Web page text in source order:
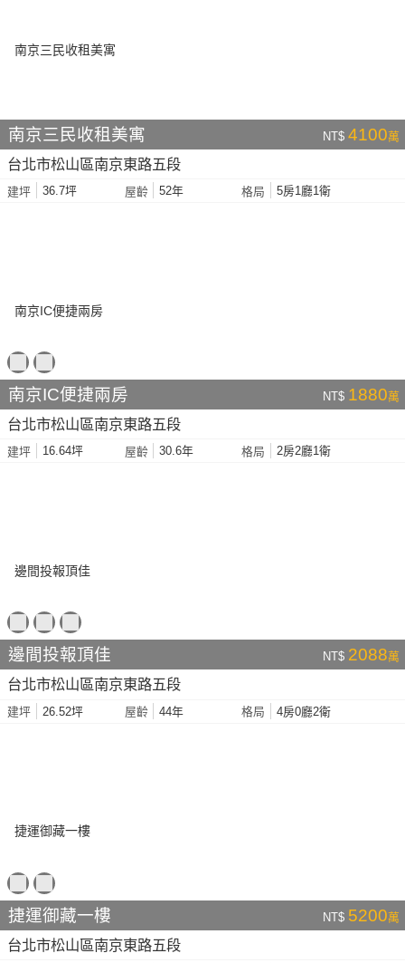
南京三民收租美寓 NT$ 4100萬
台北市松山區南京東路五段
建坪 36.7坪 屋齡 52年 格局 5房1廳1衛
南京IC便捷兩房 NT$ 1880萬
台北市松山區南京東路五段
建坪 16.64坪 屋齡 30.6年 格局 2房2廳1衛
邊間投報頂佳 NT$ 2088萬
台北市松山區南京東路五段
建坪 26.52坪 屋齡 44年 格局 4房0廳2衛
捷運御藏一樓 NT$ 5200萬
台北市松山區南京東路五段